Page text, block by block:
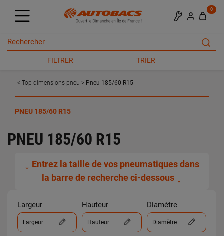
0
FILTRER TRIER
Top dimensions pneu Pneu 185/60 R15
PNEU 185/60 R15
PNEU 185/60 R15
↓ Entrez la taille de vos pneumatiques dans
la barre de recherche ci-dessous ↓
Largeur
Largeur
Hauteur
Hauteur
Diamètre
Diamètre